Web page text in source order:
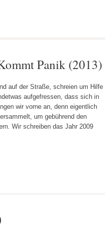
Panik (2013)
auf der Straße, schreien um Hilfe
aufgefressen, dass sich in
wir vorne an, denn eigentlich
um gebührend den
Wir schreiben das Jahr 2009